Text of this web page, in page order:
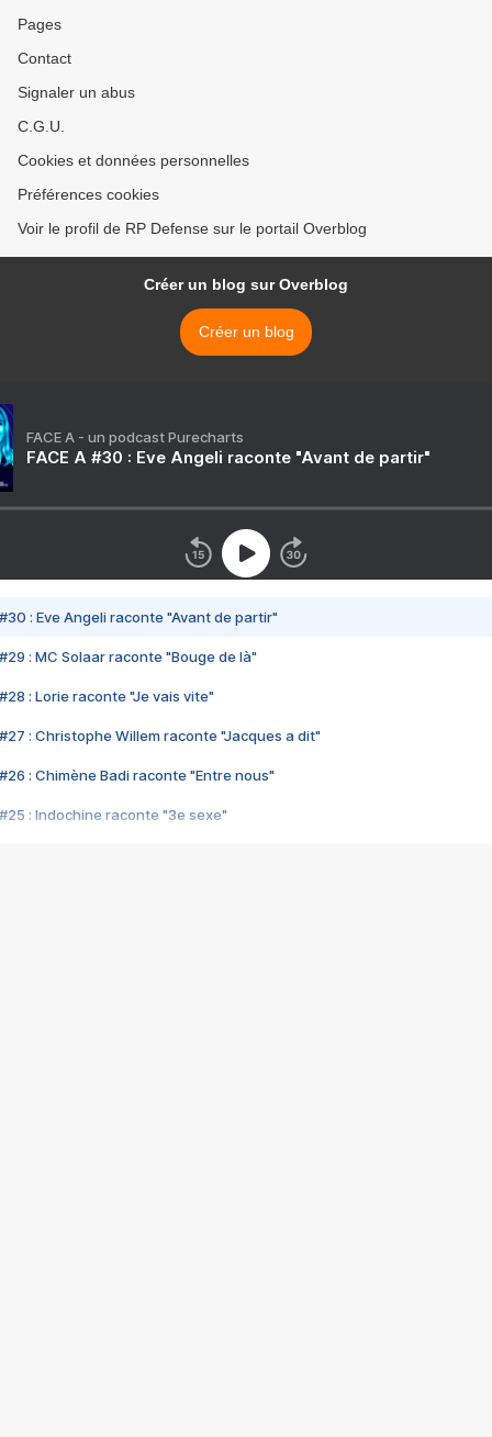
Pages
Contact
Signaler un abus
C.G.U.
Cookies et données personnelles
Préférences cookies
Voir le profil de RP Defense sur le portail Overblog
Créer un blog sur Overblog
Créer un blog
FACE A - un podcast Purecharts
FACE A #30 : Eve Angeli raconte "Avant de partir"
#30 : Eve Angeli raconte "Avant de partir"
#29 : MC Solaar raconte "Bouge de là"
#28 : Lorie raconte "Je vais vite"
#27 : Christophe Willem raconte "Jacques a dit"
#26 : Chimène Badi raconte "Entre nous"
#25 : Indochine raconte "3e sexe"